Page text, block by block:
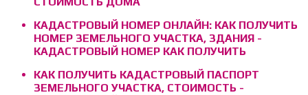
КАДАСТРОВЫЙ НОМЕР ОНЛАЙН: КАК ПОЛУЧИТЬ
НОМЕР ЗЕМЕЛЬНОГО УЧАСТКА, ЗДАНИЯ -
КАДАСТРОВЫЙ НОМЕР КАК ПОЛУЧИТЬ
КАК ПОЛУЧИТЬ КАДАСТРОВЫЙ ПАСПОРТ
ЗЕМЕЛЬНОГО УЧАСТКА, СТОИМОСТЬ -